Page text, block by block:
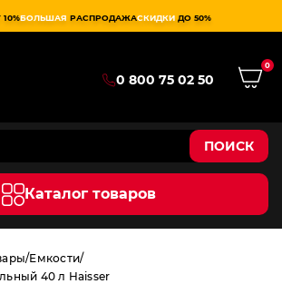
БОЛЬШАЯ РАСПРОДАЖАСКИДКИ ДО 50%
0 800 75 02 50
0
ПОИСК
Каталог товаров
Емкости
40 л Haisser